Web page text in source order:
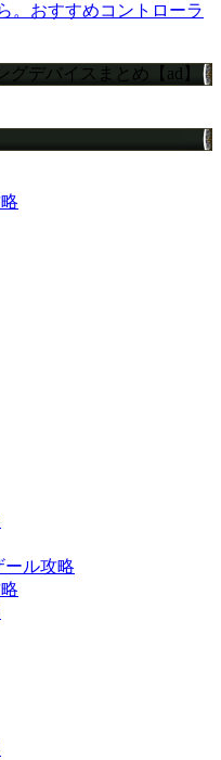
。おすすめコントローラ
デバイスまとめ【ad】
ール攻略